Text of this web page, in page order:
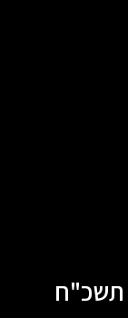
תשכ"ח